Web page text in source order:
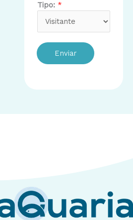
Tipo: *
Enviar